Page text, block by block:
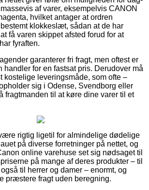
af varer, eksempelvis CANON
hvilket antager at ordren
klokkeslæt, sådan at de har
få varen skippet afsted forud for at
fyraften.
garanterer fri fragt, men oftest er
handler for en fastsat pris. Derudover må
kostelige leveringsmåde, som ofte –
sig i Odense, Svendborg eller
fragtmanden til at køre dine varer til et
rigtig ligetil for almindelige dødelige
på diverse forretninger på nettet, og
online varehuse set sig nødsaget til
på mange af deres produkter – til
til herrer og damer – enormt, og
præstere fragt uden beregning.